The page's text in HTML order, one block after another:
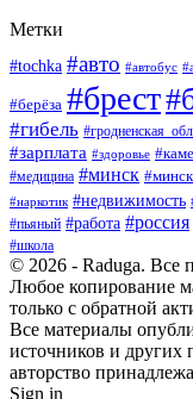
Метки
#tochka #авто #автобус
#берёза #брест
#гибель
#зарплата #здоровье
#медицина #минск
#наркотик #недвижимость
#пьяный #работа #россия
#школа
© 2026 - Raduga. Все
Любое копирование
только с обратной
Все материалы
источников и других
авторство
Sign in